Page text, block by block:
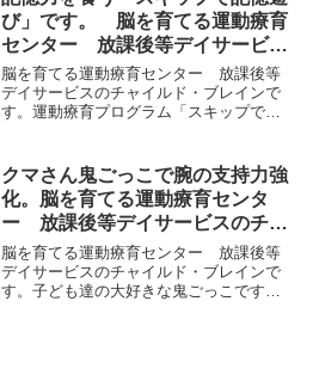
スペクトラム）でも年...
び」です。 脳を育てる運動療育
センター 放課後等デイサービス
のチャイルド・ブレイン
脳を育てる運動療育センター 放課後等
デイサービスのチャイルド・ブレインで
す。運動療育プログラム「スキップで記
な道具を置いておきます。そして、1人ず
つ指示された内容を覚え...
クマさん鬼ごっこで腕の支持力強
化。脳を育てる運動療育センタ
ー 放課後等デイサービスのチャ
イルド・ブレイン
脳を育てる運動療育センター 放課後等
デイサービスのチャイルド・ブレインで
す。子ども達の大好きな鬼ごっこです